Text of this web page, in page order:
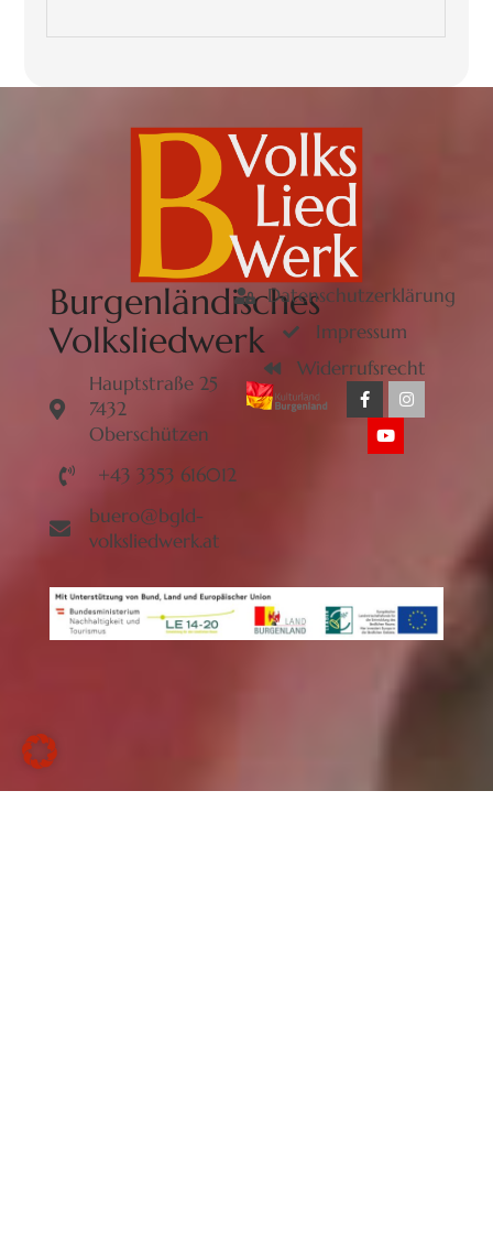
Burgenländisches
Volksliedwerk
Hauptstraße 25
7432
Oberschützen
+43 3353 616012
buero@bgld-
volksliedwerk.at
Datenschutzerklärung
Impressum
Widerrufsrecht